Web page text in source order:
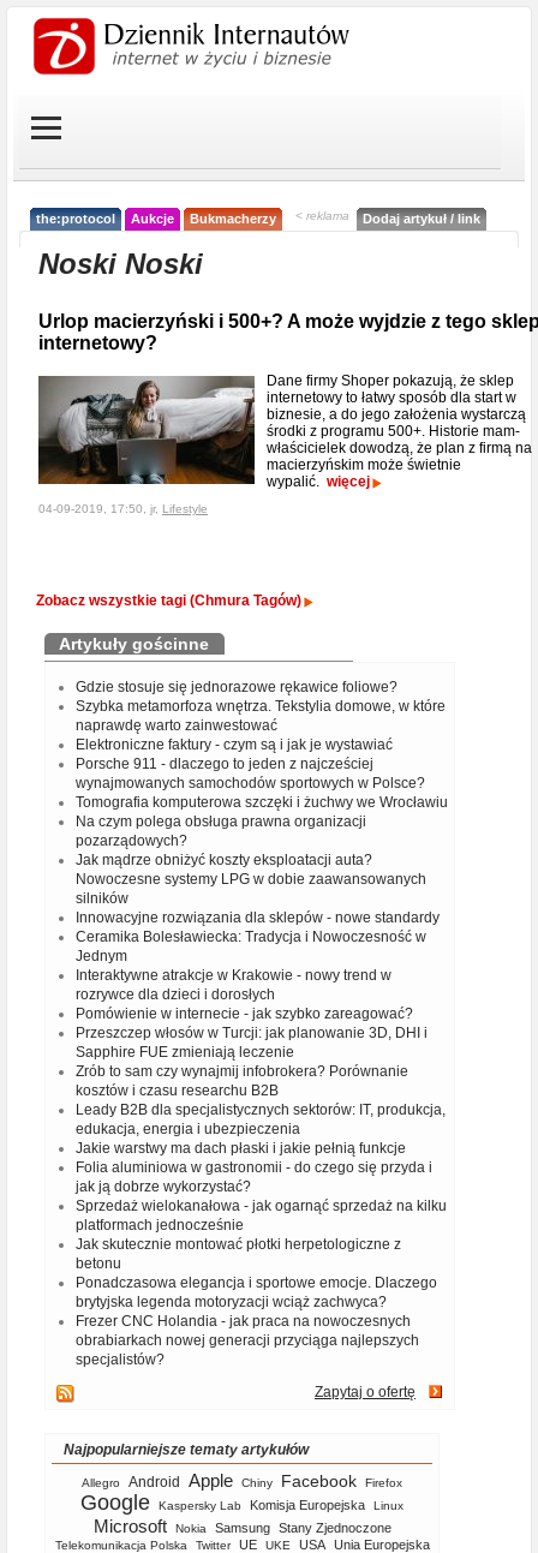
the:protocol Aukcje Bukmacherzy < reklama Dodaj artykuł / link
Noski Noski
Urlop macierzyński i 500+? A może wyjdzie z tego
internetowy?
Dane firmy Shoper pokazują, że sklep
internetowy to łatwy sposób dla start w
biznesie, a do jego założenia wystarczą
środki z programu 500+. Historie mam-
właścicielek dowodzą, że plan z firmą na
macierzyńskim może świetnie
wypalić. więcej
04-09-2019, 17:50, jr, Lifestyle
Zobacz wszystkie tagi (Chmura Tagów)
Artykuły gościnne
Gdzie stosuje się jednorazowe rękawice foliowe?
Szybka metamorfoza wnętrza. Tekstylia domowe, w które
naprawdę warto zainwestować
Elektroniczne faktury - czym są i jak je wystawiać
Porsche 911 - dlaczego to jeden z najcześciej
wynajmowanych samochodów sportowych w Polsce?
Tomografia komputerowa szczęki i żuchwy we Wrocławiu
Na czym polega obsługa prawna organizacji
pozarządowych?
Jak mądrze obniżyć koszty eksploatacji auta?
Nowoczesne systemy LPG w dobie zaawansowanych
silników
Innowacyjne rozwiązania dla sklepów - nowe standardy
Ceramika Bolesławiecka: Tradycja i Nowoczesność w
Jednym
Interaktywne atrakcje w Krakowie - nowy trend w
rozrywce dla dzieci i dorosłych
Pomówienie w internecie - jak szybko zareagować?
Przeszczep włosów w Turcji: jak planowanie 3D, DHI i
Sapphire FUE zmieniają leczenie
Zrób to sam czy wynajmij infobrokera? Porównanie
kosztów i czasu researchu B2B
Leady B2B dla specjalistycznych sektorów: IT, produkcja,
edukacja, energia i ubezpieczenia
Jakie warstwy ma dach płaski i jakie pełnią funkcje
Folia aluminiowa w gastronomii - do czego się przyda i
jak ją dobrze wykorzystać?
Sprzedaż wielokanałowa - jak ogarnąć sprzedaż na kilku
platformach jednocześnie
Jak skutecznie montować płotki herpetologiczne z
betonu
Ponadczasowa elegancja i sportowe emocje. Dlaczego
brytyjska legenda motoryzacji wciąż zachwyca?
Frezer CNC Holandia - jak praca na nowoczesnych
obrabiarkach nowej generacji przyciąga najlepszych
specjalistów?
Zapytaj o ofertę
Najpopularniejsze tematy artykułów
Allegro Android Apple Chiny Facebook Firefox
Google Kaspersky Lab Komisja Europejska Linux
Microsoft Nokia Samsung Stany Zjednoczone
Telekomunikacja Polska Twitter UE UKE USA Unia Europejska